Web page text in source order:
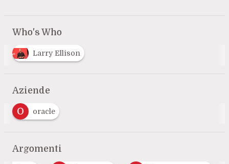
Who's Who
Larry Ellison
Aziende
O oracle
Argomenti